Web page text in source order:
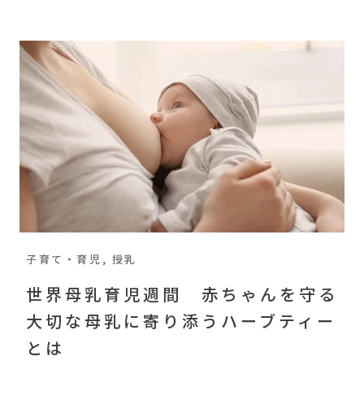
子育て・育児, 授乳
世界母乳育児週間 赤ちゃんを守る
大切な母乳に寄り添うハーブティー
とは